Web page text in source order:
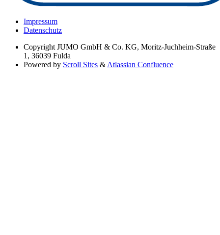
Impressum
Datenschutz
Copyright JUMO GmbH & Co. KG, Moritz-Juchheim-Straße
1, 36039 Fulda
Powered by Scroll Sites &Atlassian Confluence